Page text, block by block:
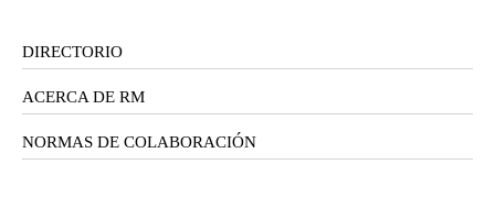
DIRECTORIO
ACERCA DE RM
NORMAS DE COLABORACIÓN